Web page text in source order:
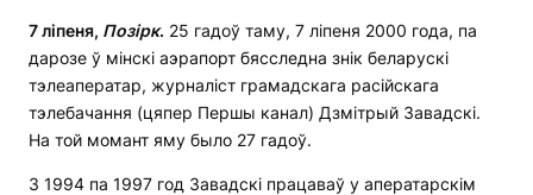
7 ліпеня, Позірк. 25 гадоў таму, 7 ліпеня 2000 года, па
дарозе ў мінскі аэрапорт бясследна знік беларускі
тэлеаператар, журналіст грамадскага расійскага
тэлебачання (цяпер Першы канал) Дзмітрый Завадскі.
На той момант яму было 27 гадоў.
З 1994 па 1997 год Завадскі працаваў у аператарскім